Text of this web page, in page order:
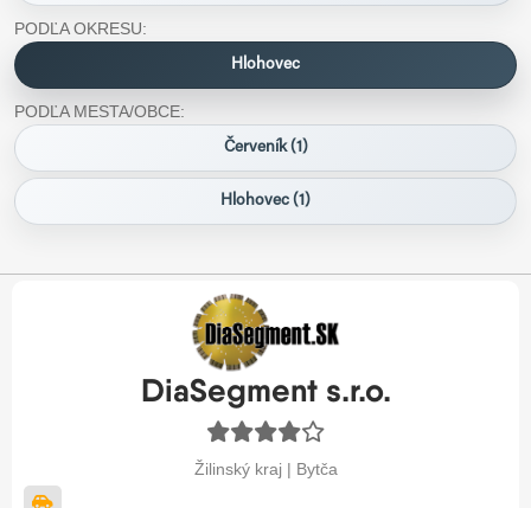
PODĽA OKRESU:
Hlohovec
PODĽA MESTA/OBCE:
Červeník (1)
Hlohovec (1)
DiaSegment s.r.o.
Žilinský kraj | Bytča